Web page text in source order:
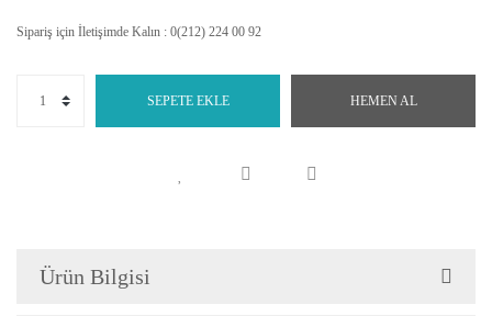
Sipariş için İletişimde Kalın : 0(212) 224 00 92
SEPETE EKLE HEMEN AL
Ürün Bilgisi